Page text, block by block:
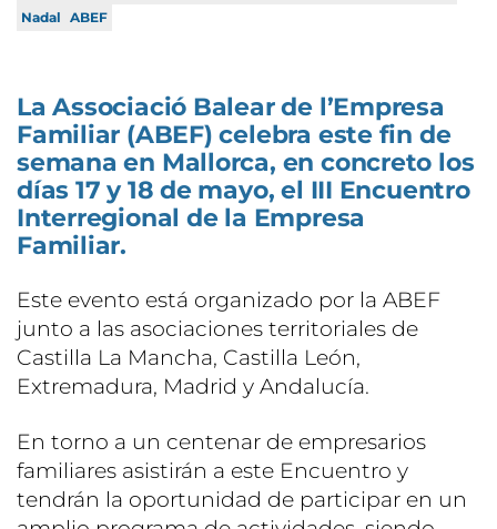
Nadal ABEF
La Associació Balear de l’Empresa
Familiar (ABEF) celebra este fin de
semana en Mallorca, en concreto los
días 17 y 18 de mayo, el III Encuentro
Interregional de la Empresa
Familiar.
Este evento está organizado por la ABEF
junto a las asociaciones territoriales de
Castilla La Mancha, Castilla León,
Extremadura, Madrid y Andalucía.
En torno a un centenar de empresarios
familiares asistirán a este Encuentro y
tendrán la oportunidad de participar en un